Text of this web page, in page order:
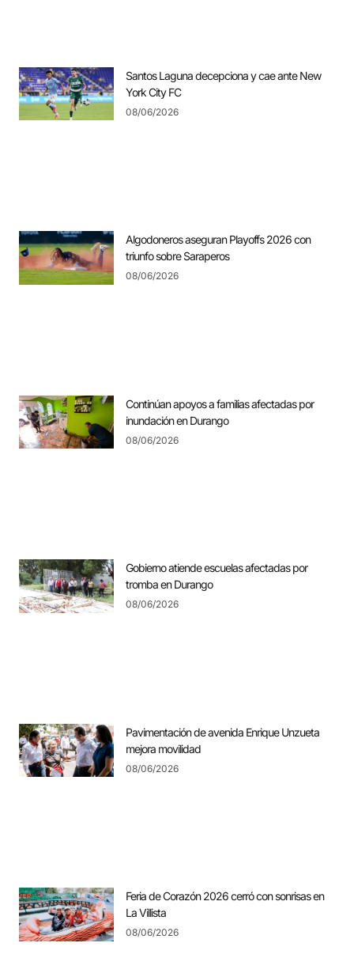
Santos Laguna decepciona y cae ante New
York City FC
08/06/2026
Algodoneros aseguran Playoffs 2026 con
triunfo sobre Saraperos
08/06/2026
Continúan apoyos a familias afectadas por
inundación en Durango
08/06/2026
Gobierno atiende escuelas afectadas por
tromba en Durango
08/06/2026
Pavimentación de avenida Enrique Unzueta
mejora movilidad
08/06/2026
Feria de Corazón 2026 cerró con sonrisas en
La Villista
08/06/2026